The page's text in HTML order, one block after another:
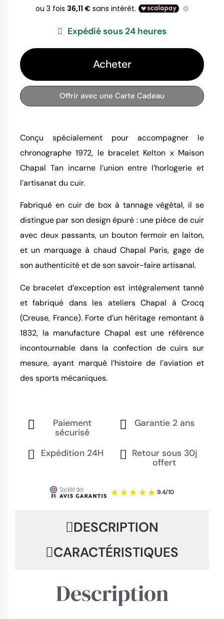
Expédié sous 24 heures
Acheter
Offrir avec une Carte Cadeau
Conçu spécialement pour accompagner le
chronographe 1972, le bracelet Kelton x Maison
Chapal Tan incarne l’union entre l’horlogerie et
l’artisanat du cuir.
Fabriqué en cuir de box à tannage végétal, il se
distingue par son design épuré : une pièce de cuir
avec deux passants, un bouton fermoir en laiton,
et un marquage à chaud Chapal Paris, gage de
son authenticité et de son savoir-faire artisanal.
Ce bracelet d’exception est intégralement tanné
et fabriqué dans les ateliers Chapal à Crocq
(Creuse, France). Forte d’un héritage remontant à
1832, la manufacture Chapal est une référence
incontournable dans la confection de cuirs sur
mesure, ayant marqué l’histoire de l’aviation et
des sports mécaniques.
Paiement
sécurisé
Garantie 2 ans
Expédition 24H
Retour sous 30j
offert
DESCRIPTION
CARACTÉRISTIQUES
Description